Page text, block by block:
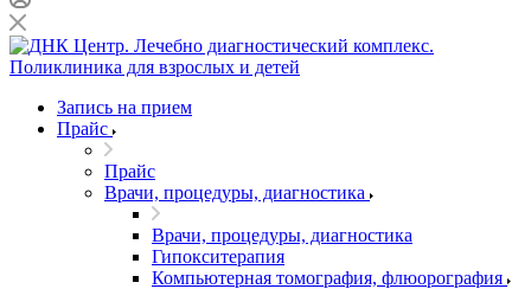
Запись на прием
Прайс
Прайс
Врачи, процедуры, диагностика
Врачи, процедуры, диагностика
Гипокситерапия
Компьютерная томография, флюорография